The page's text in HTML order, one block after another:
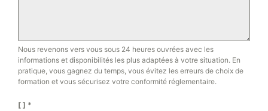
Nous revenons vers vous sous 24 heures ouvrées avec les
informations et disponibilités les plus adaptées à votre situation. En
pratique, vous gagnez du temps, vous évitez les erreurs de choix de
formation et vous sécurisez votre conformité réglementaire.
[ ] *